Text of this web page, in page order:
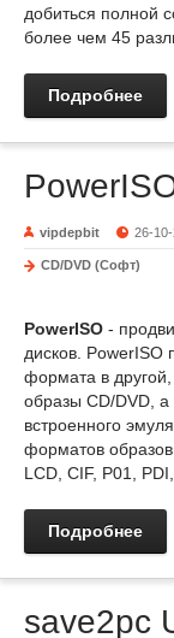
добиться полной
более чем 45
Подробнее
vipdepbit 26-
CD/DVD (Софт)
PowerISO -
дисков. PowerISO
формата в
образы CD/DVD,
встроенного
форматов
LCD, CIF, P01,
Подробнее
save2pc